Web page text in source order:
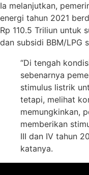
Ia melanjutkan,
energi tahun 2021
Rp 110.5 Triliun untuk
dan subsidi BBM/LPG
“Di tengah
sebenarnya
stimulus listrik
tetapi, melihat
memungkinkan,
memberikan
III dan IV tahun
katanya.